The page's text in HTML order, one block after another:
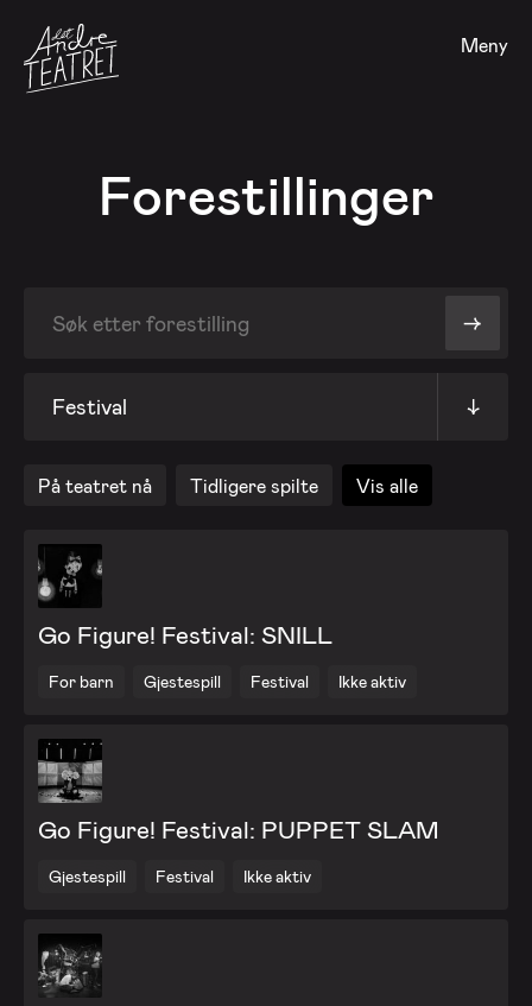
Meny
Forestillinger
->
Festival ↓
På teatret nå Tidligere spilte Vis alle
Go Figure! Festival: SNILL
For barn Gjestespill Festival Ikke aktiv
Go Figure! Festival: PUPPET SLAM
Gjestespill Festival Ikke aktiv